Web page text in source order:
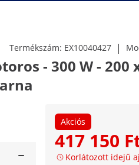
Termékszám: EX10040427 |
- 300 W - 200
Akciós
417 150
Korlátozott idejű